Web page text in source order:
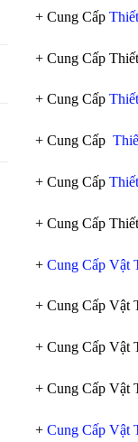
+ Cung Cấp
+ Cung Cấp
+ Cung Cấp
+ Cung Cấp
+ Cung Cấp
+ Cung Cấp
+ Cung Cấp Vật
+ Cung Cấp Vật
+ Cung Cấp Vật
+ Cung Cấp Vật
+ Cung Cấp Vật